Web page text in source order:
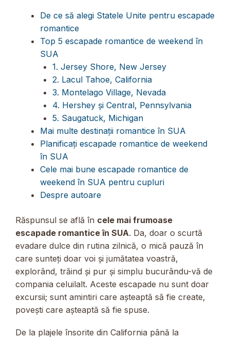
De ce să alegi Statele Unite pentru escapade
romantice
Top 5 escapade romantice de weekend în
SUA
1. Jersey Shore, New Jersey
2. Lacul Tahoe, California
3. Montelago Village, Nevada
4. Hershey și Central, Pennsylvania
5. Saugatuck, Michigan
Mai multe destinații romantice în SUA
Planificați escapade romantice de weekend
în SUA
Cele mai bune escapade romantice de
weekend în SUA pentru cupluri
Despre autoare
Răspunsul se află în cele mai frumoase
escapade romantice în SUA. Da, doar o scurtă
evadare dulce din rutina zilnică, o mică pauză în
care sunteți doar voi și jumătatea voastră,
explorând, trăind și pur și simplu bucurându-vă de
compania celuilalt. Aceste escapade nu sunt doar
excursii; sunt amintiri care așteaptă să fie create,
povești care așteaptă să fie spuse.
De la plajele însorite din California până la